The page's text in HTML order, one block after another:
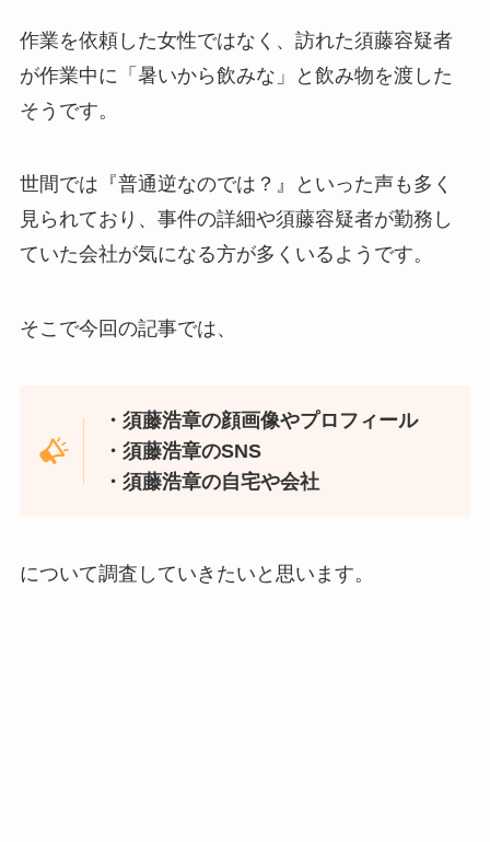
作業を依頼した女性ではなく、訪れた須藤容疑者
が作業中に「暑いから飲みな」と飲み物を渡した
そうです。
世間では『普通逆なのでは？』といった声も多く
見られており、事件の詳細や須藤容疑者が勤務し
ていた会社が気になる方が多くいるようです。
そこで今回の記事では、
・須藤浩章の顔画像やプロフィール
・須藤浩章のSNS
・須藤浩章の自宅や会社
について調査していきたいと思います。